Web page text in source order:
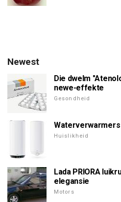
Newest
Die dwelm
newe-effekte
Gesondheid
Huislikheid
Lada PRIORA
elegansie
Motors